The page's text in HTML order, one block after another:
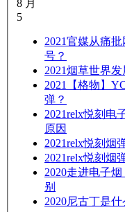
8 月
5
2021官媒从痛
号？
2021烟草世界
2021
【格物】
弹？
2021relx悦刻电
原因
2021relx悦刻烟
2021relx悦刻烟
2020走进电子
别
2020尼古丁是